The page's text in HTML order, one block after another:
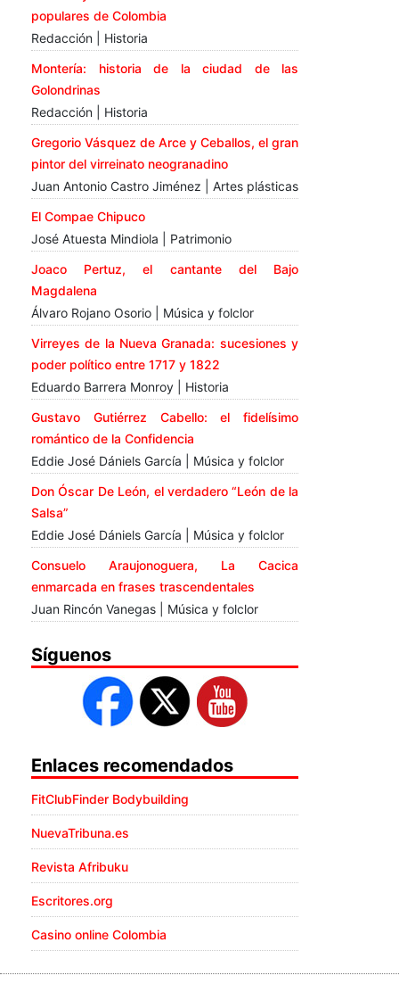
populares de Colombia
Redacción | Historia
Montería: historia de la ciudad de las
Golondrinas
Redacción | Historia
Gregorio Vásquez de Arce y Ceballos, el gran
pintor del virreinato neogranadino
Juan Antonio Castro Jiménez | Artes plásticas
El Compae Chipuco
José Atuesta Mindiola | Patrimonio
Joaco Pertuz, el cantante del Bajo
Magdalena
Álvaro Rojano Osorio | Música y folclor
Virreyes de la Nueva Granada: sucesiones y
poder político entre 1717 y 1822
Eduardo Barrera Monroy | Historia
Gustavo Gutiérrez Cabello: el fidelísimo
romántico de la Confidencia
Eddie José Dániels García | Música y folclor
Don Óscar De León, el verdadero “León de la
Salsa”
Eddie José Dániels García | Música y folclor
Consuelo Araujonoguera, La Cacica
enmarcada en frases trascendentales
Juan Rincón Vanegas | Música y folclor
Síguenos
Enlaces recomendados
FitClubFinder Bodybuilding
NuevaTribuna.es
Revista Afribuku
Escritores.org
Casino online Colombia